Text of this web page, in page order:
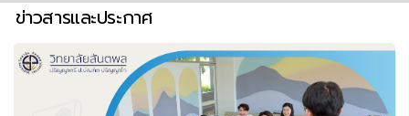
ข่าวสารและประกาศ